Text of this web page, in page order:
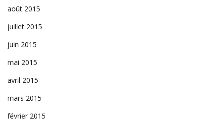
août 2015
juillet 2015
juin 2015
mai 2015
avril 2015
mars 2015
février 2015